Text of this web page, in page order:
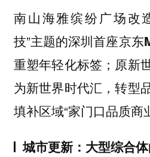
南山海雅缤纷广场改
技”主题的深圳首座京东
重塑年轻化标签；原新
为新世界时代汇 ，转型
填补区域“家门口品质商
城市更新：大型综合